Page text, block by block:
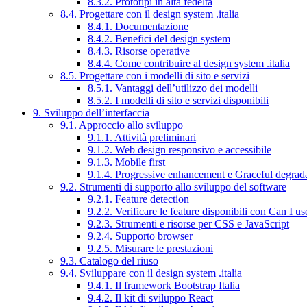
8.4. Progettare con il design system .italia
8.4.1. Documentazione
8.4.2. Benefici del design system
8.4.3. Risorse operative
8.4.4. Come contribuire al design system .italia
8.5. Progettare con i modelli di sito e servizi
8.5.1. Vantaggi dell’utilizzo dei modelli
8.5.2. I modelli di sito e servizi disponibili
9. Sviluppo dell’interfaccia
9.1. Approccio allo sviluppo
9.1.1. Attività preliminari
9.1.2. Web design responsivo e accessibile
9.1.3. Mobile first
9.1.4. Progressive enhancement e Graceful
9.2. Strumenti di supporto allo sviluppo del software
9.2.1. Feature detection
9.2.2. Verificare le feature disponibili con Can I
9.2.3. Strumenti e risorse per CSS e JavaScript
9.2.4. Supporto browser
9.2.5. Misurare le prestazioni
9.3. Catalogo del riuso
9.4. Sviluppare con il design system .italia
9.4.1. Il framework Bootstrap Italia
9.4.2. Il kit di sviluppo React